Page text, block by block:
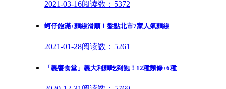
2021-03-16阅读数：5372
蚵仔飽滿+麵線滑順！盤點北市7家人氣麵線
2021-01-28阅读数：5261
「義饗食堂」義大利麵吃到飽！12種麵條+6種